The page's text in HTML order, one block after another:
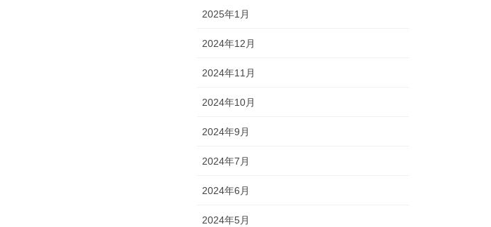
2025年1月
2024年12月
2024年11月
2024年10月
2024年9月
2024年7月
2024年6月
2024年5月